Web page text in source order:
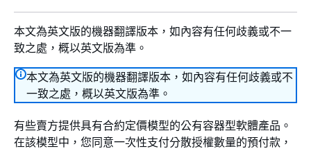
本文為英文版的機器翻譯版本，如內容有任何歧義或不一
致之處，概以英文版為準。
本文為英文版的機器翻譯版本，如內容有任何歧義或不
一致之處，概以英文版為準。
有些賣方提供具有合約定價模型的公有容器型軟體產品。
在該模型中，您同意一次性支付分散授權數量的預付款，